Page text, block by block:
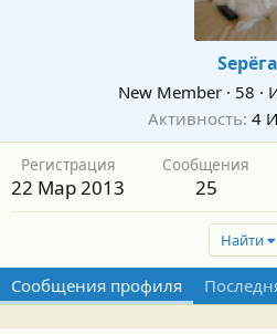
Sерёга
New Member · 58 ·
Активность 4
Регистрация
22 Мар 2013
Сообщения
25
Найти
Сообщения профиля